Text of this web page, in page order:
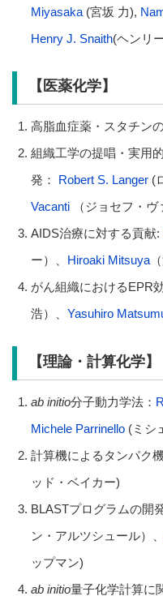
Miyasaka(宮坂 力),
Henry J. Snaith(ヘンリ
【医薬化学】
高脂血症薬・スタチン
組織工学の提唱・実用
発：
Robert S. Langer(
Vacanti
（ジョセフ・ヴ
AIDS治療に対する貢献:
ー）、 Hiroaki Mitsuya（
がん組織におけるEPR
浩）、 Yasuhiro
【理論・計算化学】
ab initio分子動力学法：
Michele Parrinello (ミシ
計算機によるタンパク
ッド・ベイカー)
BLASTプログラムの開
ン・アルツシュール）、
ップマン)
ab initio量子化学計算に